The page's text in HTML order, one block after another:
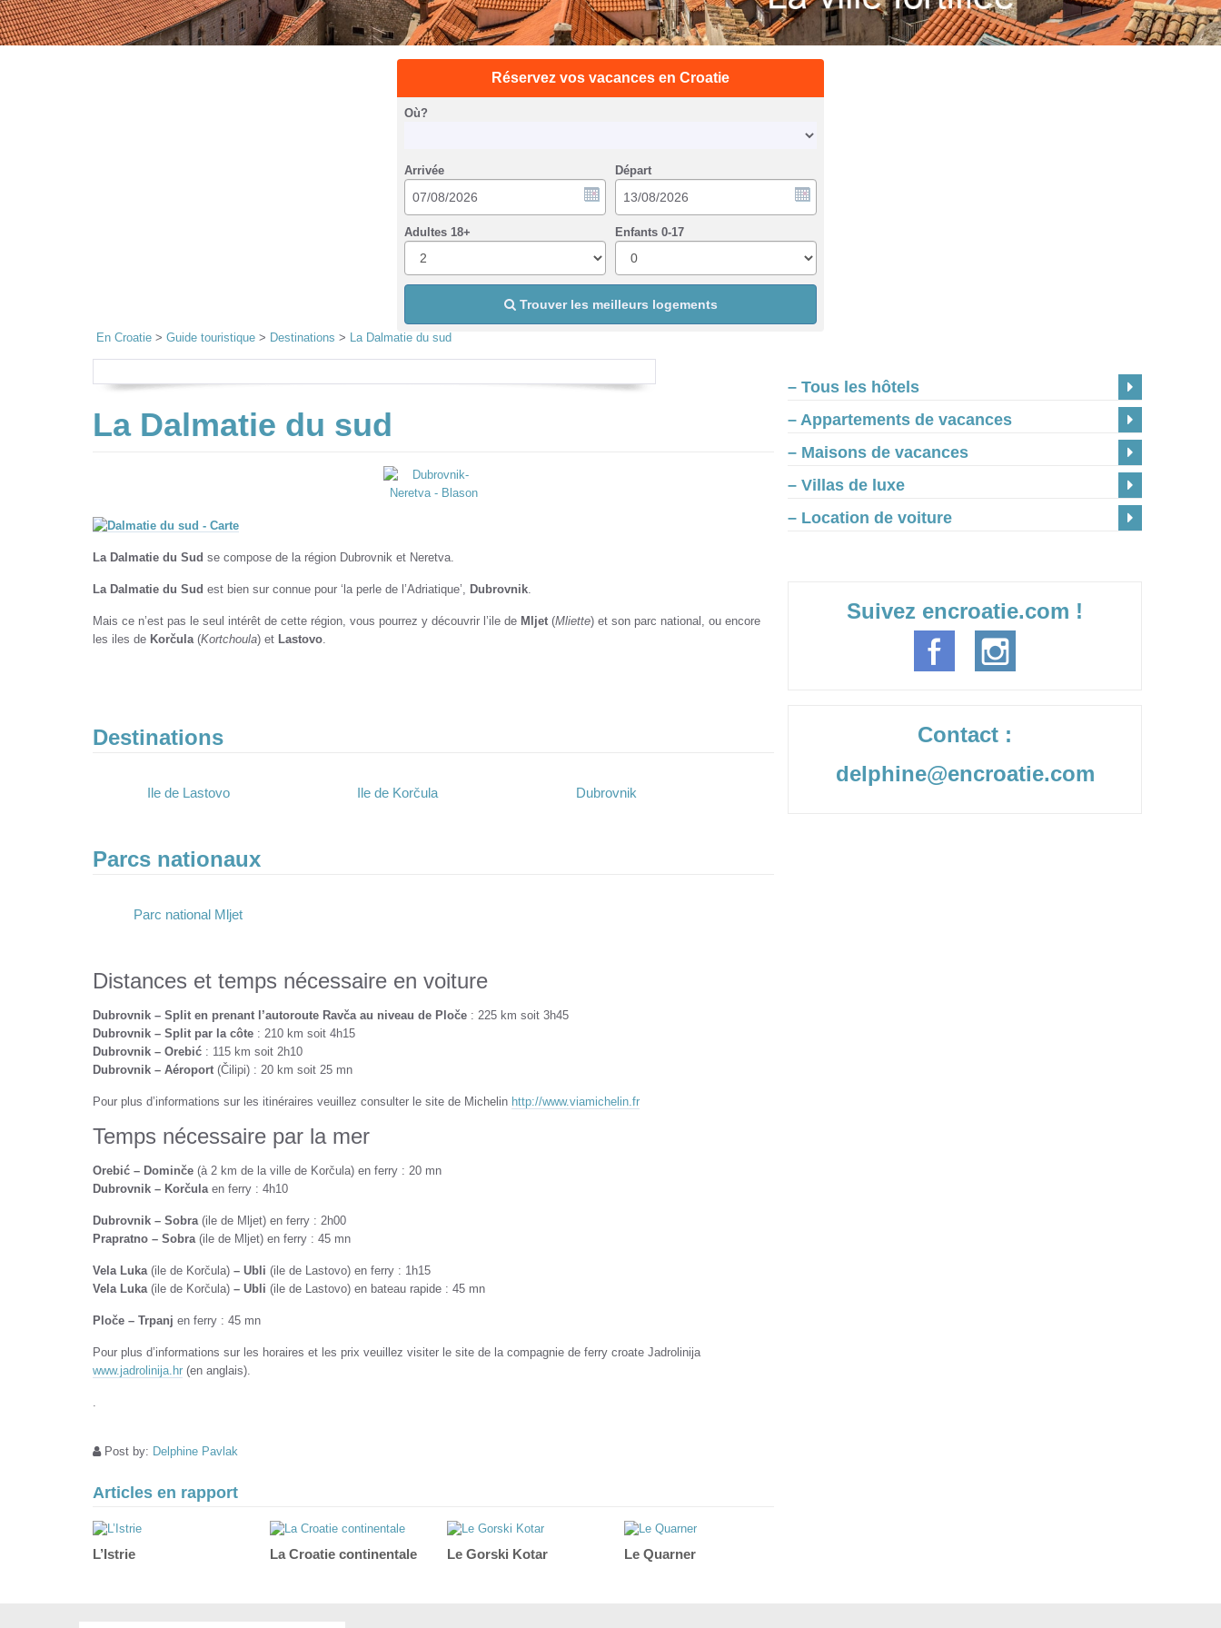
Réservez vos vacances en Croatie
Où?
Arrivée Départ
Adultes 18+ Enfants 0-17
Trouver les meilleurs logements
En Croatie > Guide touristique > Destinations > La Dalmatie du sud
La Dalmatie du sud
La Dalmatie du Sud se compose de la région Dubrovnik et Neretva.
La Dalmatie du Sud est bien sur connue pour ‘la perle de l’Adriatique’, Dubrovnik
Mais ce n’est pas le seul intérêt de cette région, vous pourrez y découvrir l’ile de Mljet (Mliette) et son parc national, ou encore
les iles de Korčula (Kortchoula) et Lastovo
Destinations
Ile de Lastovo Ile de Korčula Dubrovnik
Parcs nationaux
Parc national Mljet
Distances et temps nécessaire en voiture
Dubrovnik – Split en prenant l’autoroute Ravča au niveau de Ploče : 225 km soit 3h45
Dubrovnik – Split par la côte : 210 km soit 4h15
Dubrovnik – Orebić : 115 km soit 2h10
Dubrovnik – Aéroport (Čilipi) : 20 km soit 25 mn
Pour plus d’informations sur les itinéraires veuillez consulter le site de Michelin http://www.viamichelin.fr
Temps nécessaire par la mer
Orebić – Dominče (à 2 km de la ville de Korčula) en ferry : 20 mn
Dubrovnik – Korčula en ferry : 4h10
Dubrovnik – Sobra (ile de Mljet) en ferry : 2h00
Prapratno – Sobra (ile de Mljet) en ferry : 45 mn
Vela Luka (ile de Korčula) – Ubli (ile de Lastovo) en ferry : 1h15
Vela Luka (ile de Korčula) – Ubli (ile de Lastovo) en bateau rapide : 45 mn
Ploče – Trpanj en ferry : 45 mn
Pour plus d’informations sur les horaires et les prix veuillez visiter le site de la compagnie de ferry croate Jadrolinija
www.jadrolinija.hr (en anglais).
Post by: Delphine Pavlak
Articles en rapport
L’Istrie La Croatie continentale Le Gorski Kotar Le Quarner
– Tous les hôtels
– Appartements de vacances
– Maisons de vacances
– Villas de luxe
– Location de voiture
Suivez encroatie.com !
Contact :
delphine@encroatie.com